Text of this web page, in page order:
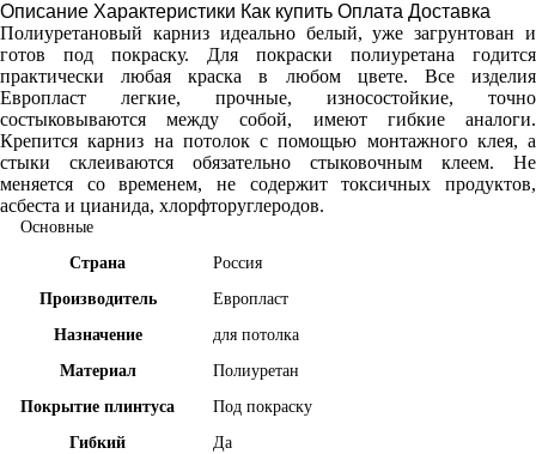
Описание Характеристики Как купить Оплата Доставка
Полиуретановый карниз идеально белый, уже загрунтован и
готов под покраску. Для покраски полиуретана годится
практически любая краска в любом цвете. Все изделия
Европласт легкие, прочные, износостойкие, точно
состыковываются между собой, имеют гибкие аналоги.
Крепится карниз на потолок с помощью монтажного клея, а
стыки склеиваются обязательно стыковочным клеем. Не
меняется со временем, не содержит токсичных продуктов,
асбеста и цианида, хлорфторуглеродов.
Основные
Страна
Россия
Производитель
Европласт
Назначение
для потолка
Материал
Полиуретан
Покрытие плинтуса
Под покраску
Гибкий
Да